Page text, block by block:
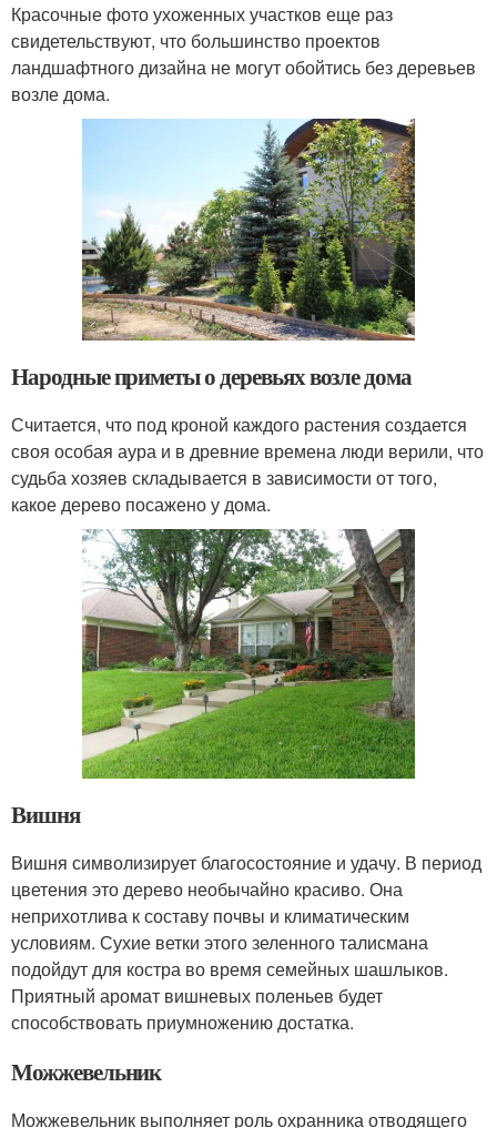
Красочные фото ухоженных участков еще раз
свидетельствуют, что большинство проектов
ландшафтного дизайна не могут обойтись без деревьев
возле дома.
Народные приметы о деревьях возле дома
Считается, что под кроной каждого растения создается
своя особая аура и в древние времена люди верили, что
судьба хозяев складывается в зависимости от того,
какое дерево посажено у дома.
Вишня
Вишня символизирует благосостояние и удачу. В период
цветения это дерево необычайно красиво. Она
неприхотлива к составу почвы и климатическим
условиям. Сухие ветки этого зеленного талисмана
подойдут для костра во время семейных шашлыков.
Приятный аромат вишневых поленьев будет
способствовать приумножению достатка.
Можжевельник
Можжевельник выполняет роль охранника отводящего